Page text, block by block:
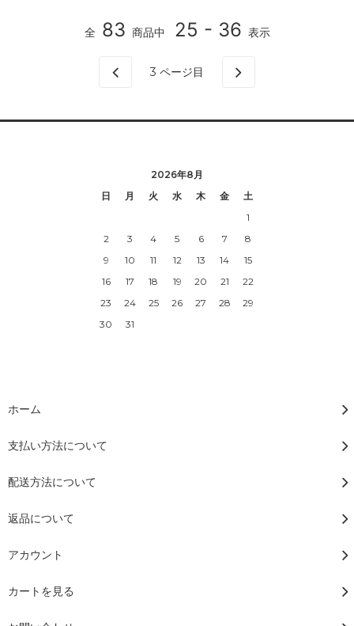
全 83 商品中 25 - 36 表示
3 ページ目
2026年8月
日
月 火 水 木 金
土
1
2
3 4 5 6 7
8
9
10 11 12 13 14
15
16
17 18 19 20 21
22
23
24 25 26 27 28
29
30
31
ホーム
支払い方法について
配送方法について
返品について
アカウント
カートを見る